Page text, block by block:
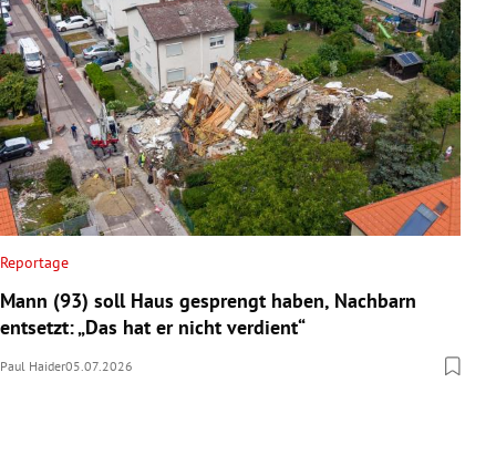
Reportage
Mann (93) soll Haus gesprengt haben, Nachbarn
entsetzt: „Das hat er nicht verdient“
Paul Haider05.07.2026